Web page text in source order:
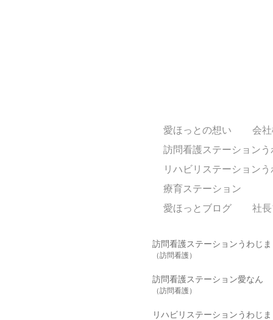
愛ほっとの想い
会
訪問看護ステーションう
リハビリステーション
療育ステーション
愛ほっとブログ
社
訪問看護ステーションうわじま
（訪問看護）
訪問看護ステーション愛なん
（訪問看護）
リハビリステーションうわじま